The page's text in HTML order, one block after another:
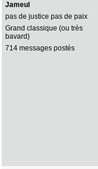
Jameul
pas de justice pas de paix
Grand classique (ou très
bavard)
714 messages postés